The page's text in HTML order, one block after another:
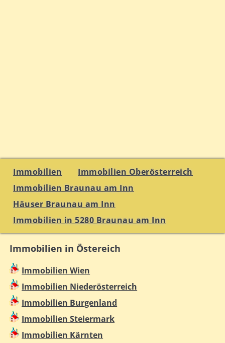
Immobilien
Immobilien Oberösterreich
Immobilien Braunau am Inn
Häuser Braunau am Inn
Immobilien in 5280 Braunau am Inn
Immobilien in Östereich
Immobilien Wien
Immobilien Niederösterreich
Immobilien Burgenland
Immobilien Steiermark
Immobilien Kärnten